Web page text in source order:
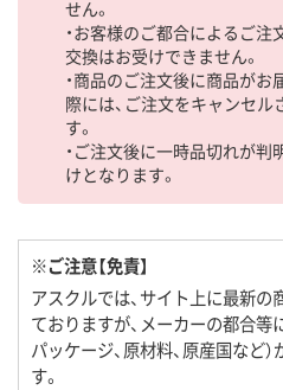
せん。
・お客様のご都合によるご注
交換はお受けできません。
・商品のご注文後に商品が
際には、ご注文をキャンセ
す。
・ご注文後に一時品切れが判
けとなります。
※ご注意【免責】
アスクルでは、サイト上に最新
ておりますが、メーカーの都合等に
パッケージ、原材料、原産国など
す。